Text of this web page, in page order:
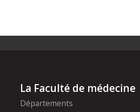
La Faculté de médecine
Départements